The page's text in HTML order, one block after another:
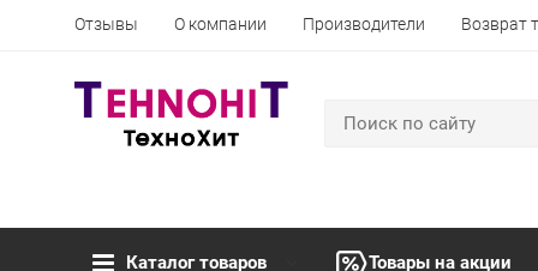
Отзывы О компании Производители Возврат
Каталог товаров Товары на акции